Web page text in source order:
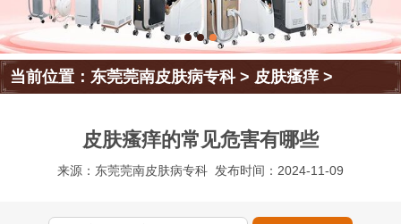
当前位置：东莞莞南皮肤病专科> 皮肤瘙痒>
皮肤瘙痒的常见危害有哪些
来源：东莞莞南皮肤病专科 发布时间：2024-11-09